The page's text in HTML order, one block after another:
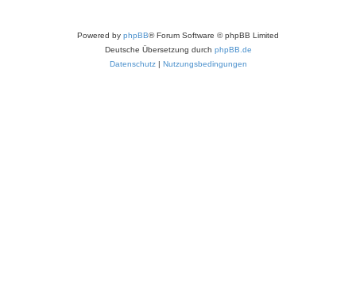
Powered by phpBB® Forum Software © phpBB Limited
Deutsche Übersetzung durch phpBB.de
Datenschutz | Nutzungsbedingungen